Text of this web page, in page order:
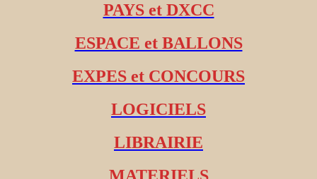
PAYS et DXCC
ESPACE et BALLONS
EXPES et CONCOURS
LOGICIELS
LIBRAIRIE